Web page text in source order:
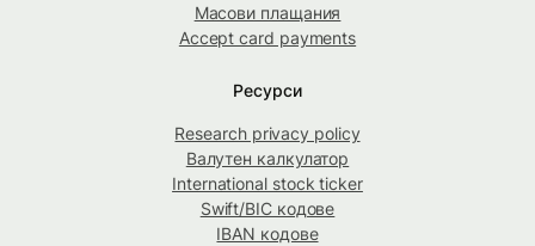
Масови плащания
Accept card payments
Ресурси
Research privacy policy
Валутен калкулатор
International stock ticker
Swift/BIC кодове
IBAN кодове